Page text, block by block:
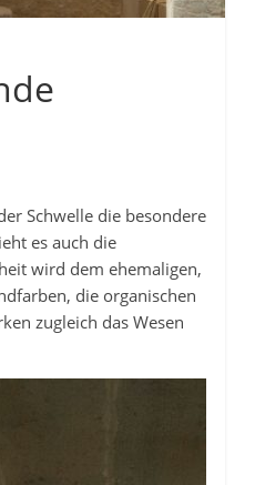
Schwelle die besondere
es auch die
wird dem ehemaligen,
die organischen
zugleich das Wesen